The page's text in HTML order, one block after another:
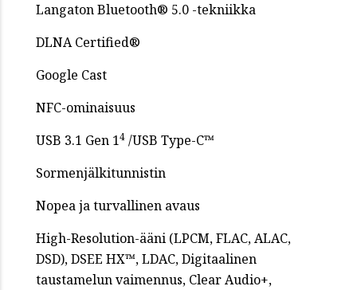
Langaton Bluetooth® 5.0 -tekniikka
DLNA Certified®
Google Cast
NFC-ominaisuus
USB 3.1 Gen 14 /USB Type-C™
Sormenjälkitunnistin
Nopea ja turvallinen avaus
High-Resolution-ääni (LPCM, FLAC, ALAC,
DSD), DSEE HX™, LDAC, Digitaalinen
taustamelun vaimennus, Clear Audio+,